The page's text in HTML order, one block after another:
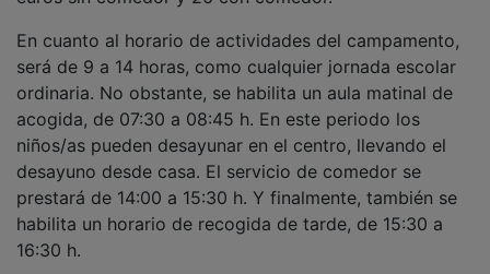
En cuanto al horario de actividades del campamento,
será de 9 a 14 horas, como cualquier jornada escolar
ordinaria. No obstante, se habilita un aula matinal de
acogida, de 07:30 a 08:45 h. En este periodo los
niños/as pueden desayunar en el centro, llevando el
desayuno desde casa. El servicio de comedor se
prestará de 14:00 a 15:30 h. Y finalmente, también se
habilita un horario de recogida de tarde, de 15:30 a
16:30 h.